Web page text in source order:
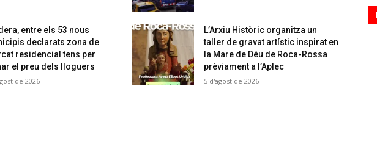
entre els 53 nous
declarats zona de
residencial tens per
el preu dels lloguers
de 2026
L’Arxiu Històric organitza un
taller de gravat artístic inspirat en
la Mare de Déu de Roca-Rossa
prèviament a l’Aplec
5 d'agost de 2026